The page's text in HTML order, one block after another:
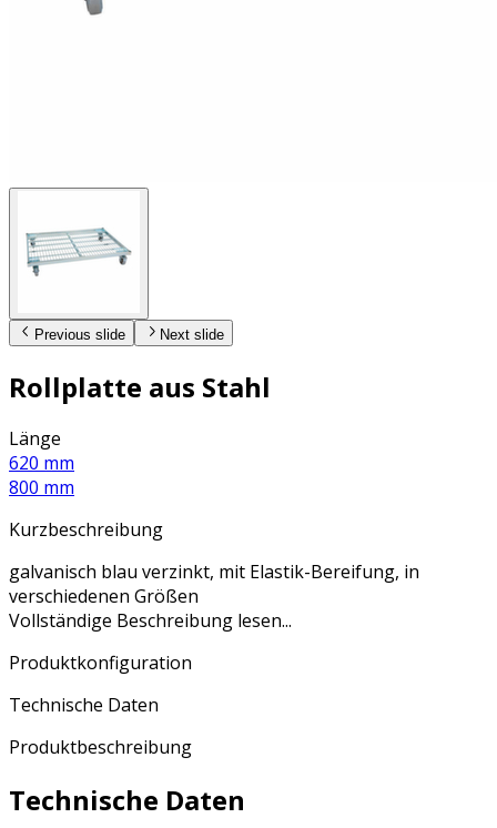
Previous slide Next slide
Rollplatte aus Stahl
Länge
620 mm
800 mm
Kurzbeschreibung
galvanisch blau verzinkt, mit Elastik-Bereifung, in
verschiedenen Größen
Vollständige Beschreibung lesen...
Produktkonfiguration
Technische Daten
Produktbeschreibung
Technische Daten